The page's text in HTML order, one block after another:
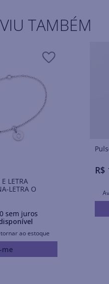
TAMBÉM
LETRA
LETRA O
sem juros
ao estoque
me
R$